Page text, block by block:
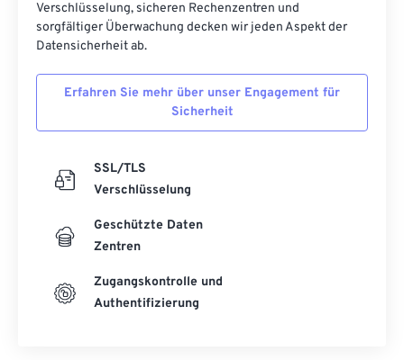
Verschlüsselung, sicheren Rechenzentren und
sorgfältiger Überwachung decken wir jeden Aspekt der
Datensicherheit ab.
Erfahren Sie mehr über unser Engagement für
Sicherheit
SSL/TLS
Verschlüsselung
Geschützte Daten
Zentren
Zugangskontrolle und
Authentifizierung